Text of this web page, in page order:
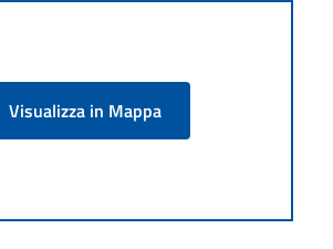
Visualizza in Mappa